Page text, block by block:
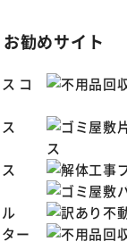
お勧めサイト